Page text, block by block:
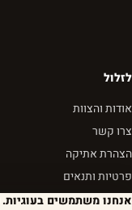
לזלול
אודות והצוות
צרו קשר
הצהרת אתיקה
פרטיות ותנאים
אנחנו משתמשים בעוגיות.